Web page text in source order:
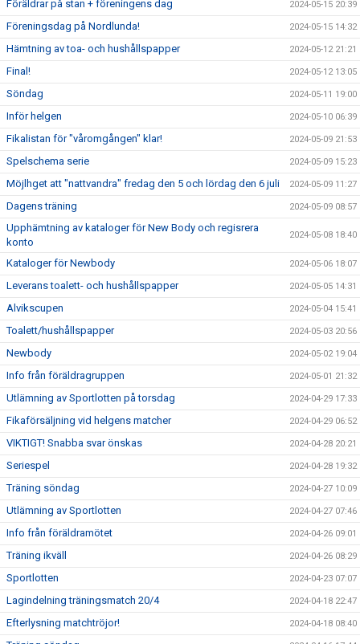
Föräldrar på stan + föreningens dag 2024-05-15 20:39
Föreningsdag på Nordlunda! 2024-05-15 14:32
Hämtning av toa- och hushållspapper 2024-05-12 21:21
Final! 2024-05-12 13:05
Söndag 2024-05-11 19:00
Inför helgen 2024-05-10 06:39
Fikalistan för "våromgången" klar! 2024-05-09 21:53
Spelschema serie 2024-05-09 15:23
Möjlhget att "nattvandra" fredag den 5 och lördag den 6 juli 2024-05-09 11:27
Dagens träning 2024-05-09 08:57
Upphämtning av kataloger för New Body och regisrera
konto
2024-05-08 18:40
Kataloger för Newbody 2024-05-06 18:07
Leverans toalett- och hushållspapper 2024-05-05 14:31
Alvikscupen 2024-05-04 15:41
Toalett/hushållspapper 2024-05-03 20:56
Newbody 2024-05-02 19:04
Info från föräldragruppen 2024-05-01 21:32
Utlämning av Sportlotten på torsdag 2024-04-29 17:33
Fikaförsäljning vid helgens matcher 2024-04-29 06:52
VIKTIGT! Snabba svar önskas 2024-04-28 20:21
Seriespel 2024-04-28 19:32
Träning söndag 2024-04-27 10:09
Utlämning av Sportlotten 2024-04-27 07:46
Info från föräldramötet 2024-04-26 09:01
Träning ikväll 2024-04-26 08:29
Sportlotten 2024-04-23 07:07
Lagindelning träningsmatch 20/4 2024-04-18 22:47
Efterlysning matchtröjor! 2024-04-18 08:40